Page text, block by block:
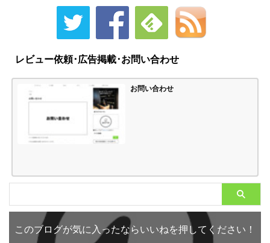
レビュー依頼･広告掲載･お問い合わせ
お問い合わせ
このブログが気に入ったならいいねを押してください！